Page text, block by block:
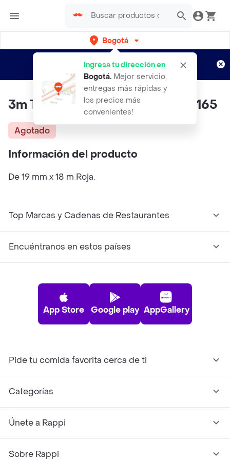
Bogotá
Ingresa tu dirección en
Bogotá. Mejor servicio,
entregas más rápidas y
los precios más
convenientes!
envíos gratis por semanas
Aplican TyC
3m Temflex Roja 19 Mm X 18 M 165
Agotado
Información del producto
De 19 mm x 18 m Roja.
Top Marcas y Cadenas de Restaurantes
Encuéntranos en estos países
App Store Google play AppGallery
Pide tu comida favorita cerca de ti
Categorías
Únete a Rappi
Sobre Rappi